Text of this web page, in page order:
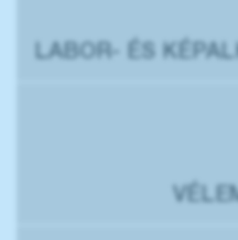
LABOR- ÉS